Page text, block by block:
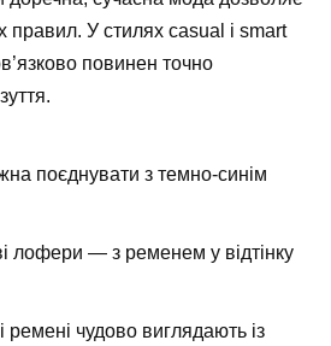
правил. У стилях casual і smart
повинен точно
поєднувати з темно-синім
лофери — з ременем у відтінку
ремені чудово виглядають із